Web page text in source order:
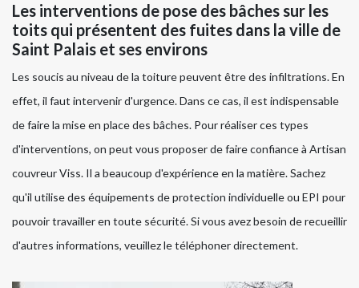
Les interventions de pose des bâches sur les
toits qui présentent des fuites dans la ville de
Saint Palais et ses environs
Les soucis au niveau de la toiture peuvent être des infiltrations. En
effet, il faut intervenir d'urgence. Dans ce cas, il est indispensable
de faire la mise en place des bâches. Pour réaliser ces types
d'interventions, on peut vous proposer de faire confiance à Artisan
couvreur Viss. Il a beaucoup d'expérience en la matière. Sachez
qu'il utilise des équipements de protection individuelle ou EPI pour
pouvoir travailler en toute sécurité. Si vous avez besoin de recueillir
d'autres informations, veuillez le téléphoner directement.